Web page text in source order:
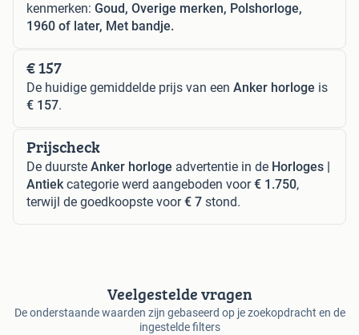
kenmerken: Goud, Overige merken, Polshorloge,
1960 of later, Met bandje.
€ 157
De huidige gemiddelde prijs van een Anker horloge is
€ 157.
Prijscheck
De duurste Anker horloge advertentie in de Horloges |
Antiekcategorie werd aangeboden voor€ 1.750,
terwijl de goedkoopste voor€ 7 stond.
Veelgestelde vragen
De onderstaande waarden zijn gebaseerd op je zoekopdracht en de
ingestelde filters